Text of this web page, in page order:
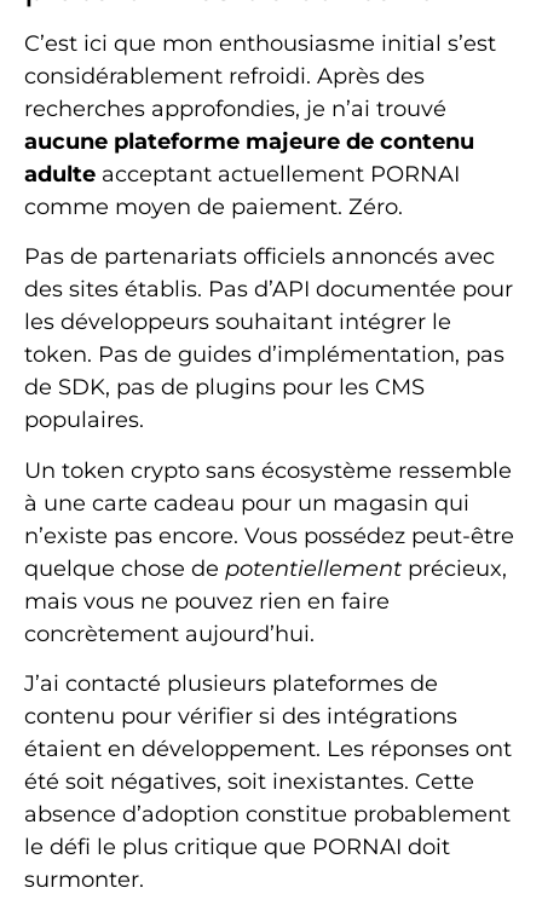
C’est ici que mon enthousiasme initial s’est
considérablement refroidi. Après des
recherches approfondies, je n’ai trouvé
aucune plateforme majeure de contenu
adulte acceptant actuellement PORNAI
comme moyen de paiement. Zéro.
Pas de partenariats officiels annoncés avec
des sites établis. Pas d’API documentée pour
les développeurs souhaitant intégrer le
token. Pas de guides d’implémentation, pas
de SDK, pas de plugins pour les CMS
populaires.
Un token crypto sans écosystème ressemble
à une carte cadeau pour un magasin qui
n’existe pas encore. Vous possédez peut-être
quelque chose de potentiellement précieux,
mais vous ne pouvez rien en faire
concrètement aujourd’hui.
J’ai contacté plusieurs plateformes de
contenu pour vérifier si des intégrations
étaient en développement. Les réponses ont
été soit négatives, soit inexistantes. Cette
absence d’adoption constitue probablement
le défi le plus critique que PORNAI doit
surmonter.